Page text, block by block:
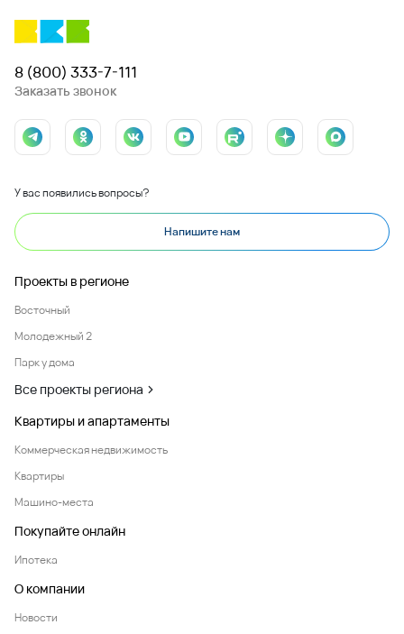
8 (800) 333-7-111
Заказать звонок
У вас появились вопросы?
Напишите нам
Проекты в регионе
Восточный
Молодежный 2
Парк у дома
Все проекты региона
Квартиры и апартаменты
Коммерческая недвижимость
Квартиры
Машино-места
Покупайте онлайн
Ипотека
О компании
Новости